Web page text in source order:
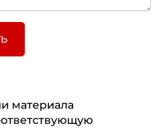
материала